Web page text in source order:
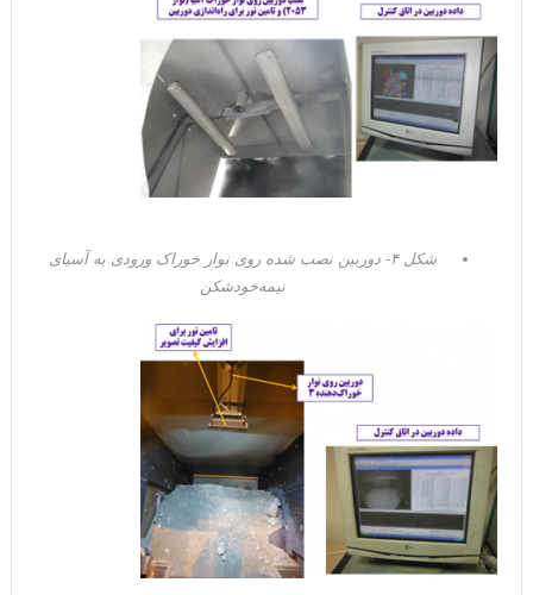
شکل ۴- دوربین نصب شده روی نوار خوراک ورودی به آسیای
نیمه‌خودشکن